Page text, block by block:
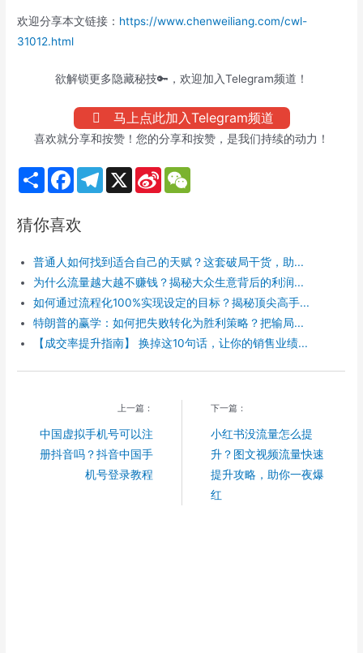
欢迎分享本文链接： https://www.chenweiliang.com/cwl-
31012.html
欲解锁更多隐藏秘技🔑，欢迎加入Telegram频道！
马上点此加入Telegram频道
喜欢就分享和按赞！您的分享和按赞，是我们持续的动力！
S
h
e
F
b
k
T
m
X
S
b
o
猜你喜欢
普通人如何找到适合自己的天赋？这套破局干货，助...
为什么流量越大越不赚钱？揭秘大众生意背后的利润...
如何通过流程化100%实现设定的目标？揭秘顶尖高手...
特朗普的赢学：如何把失败转化为胜利策略？把输局...
【成交率提升指南】 换掉这10句话，让你的销售业绩...
上一篇：
中国虚拟手机号可以注
册抖音吗？抖音中国手
机号登录教程
下一篇：
小红书没流量怎么提
升？图文视频流量快速
提升攻略，助你一夜爆
红